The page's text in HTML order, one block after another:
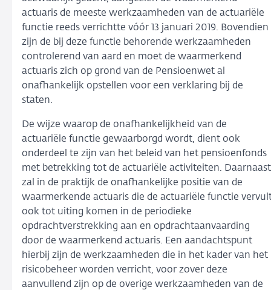
actuaris de meeste werkzaamheden van de actuariële
functie reeds verrichtte vóór 13 januari 2019. Bovendien
zijn de bij deze functie behorende werkzaamheden
controlerend van aard en moet de waarmerkend
actuaris zich op grond van de Pensioenwet al
onafhankelijk opstellen voor een verklaring bij de
staten.
De wijze waarop de onafhankelijkheid van de
actuariële functie gewaarborgd wordt, dient ook
onderdeel te zijn van het beleid van het pensioenfonds
met betrekking tot de actuariële activiteiten. Daarnaast
zal in de praktijk de onafhankelijke positie van de
waarmerkende actuaris die de actuariële functie
ook tot uiting komen in de periodieke
opdrachtverstrekking aan en opdrachtaanvaarding
door de waarmerkend actuaris. Een aandachtspunt
hierbij zijn de werkzaamheden die in het kader van het
risicobeheer worden verricht, voor zover deze
aanvullend zijn op de overige werkzaamheden van de